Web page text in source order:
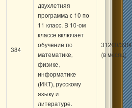
384
двухлетняя
программа с 10 по
11 класс. В 10-ом
классе включает
обучение по
математике,
физике,
информатике
(ИКТ), русскому
языку и
литературе.
31200/
(в месяц)